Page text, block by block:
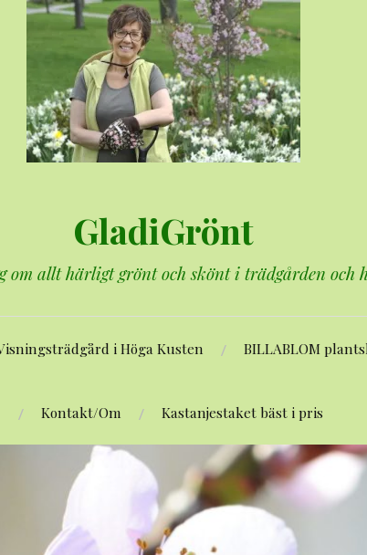
GladiGrönt
om allt härligt grönt och skönt i trädgården och
i Höga Kusten BILLABLOM
Kontakt/Om Kastanjestaket bäst i pris